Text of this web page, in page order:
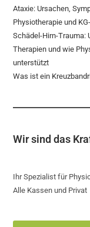
Ataxie: Ursachen,
Physiotherapie und
Schädel-Hirn-Trauma:
Therapien und wie
unterstützt
Was ist ein
Wir sind das
Ihr Spezialist für
Alle Kassen und Privat